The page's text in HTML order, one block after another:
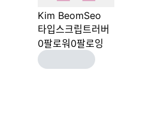
Kim BeomSeo
타입스크립트러버
0팔로워 0팔로잉